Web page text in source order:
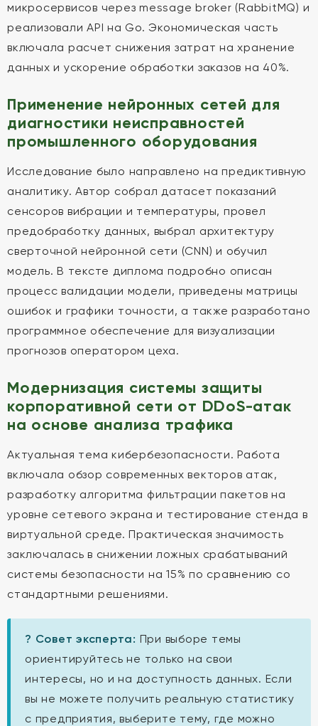
микросервисов через message broker (RabbitMQ) и
реализовали API на Go. Экономическая часть
включала расчет снижения затрат на хранение
данных и ускорение обработки заказов на 40%.
Применение нейронных сетей для
диагностики неисправностей
промышленного оборудования
Исследование было направлено на предиктивную
аналитику. Автор собрал датасет показаний
сенсоров вибрации и температуры, провел
предобработку данных, выбрал архитектуру
сверточной нейронной сети (CNN) и обучил
модель. В тексте диплома подробно описан
процесс валидации модели, приведены матрицы
ошибок и графики точности, а также разработано
программное обеспечение для визуализации
прогнозов оператором цеха.
Модернизация системы защиты
корпоративной сети от DDoS-атак
на основе анализа трафика
Актуальная тема кибербезопасности. Работа
включала обзор современных векторов атак,
разработку алгоритма фильтрации пакетов на
уровне сетевого экрана и тестирование стенда в
виртуальной среде. Практическая значимость
заключалась в снижении ложных срабатываний
системы безопасности на 15% по сравнению со
стандартными решениями.
? Совет эксперта: При выборе темы
ориентируйтесь не только на свои
интересы, но и на доступность данных. Если
вы не можете получить реальную статистику
с предприятия, выберите тему, где можно